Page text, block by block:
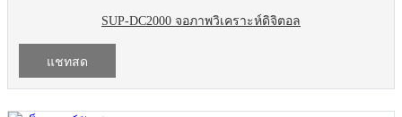
SUP-DC2000 จอภาพวิเคราะห์ดิจิตอล
แชทสด